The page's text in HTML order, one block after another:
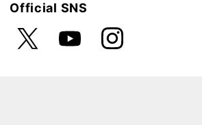
Official SNS
YouTube Instagra
m